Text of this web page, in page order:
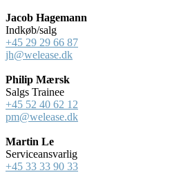
Jacob Hagemann
Indkøb/salg
+45 29 29 66 87
jh@welease.dk
Philip Mærsk
Salgs Trainee
+45 52 40 62 12
pm@welease.dk
Martin Le
Serviceansvarlig
+45 33 33 90 33